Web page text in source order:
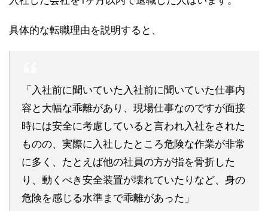
具体的な転職理由を説明すると、
「入社前に聞いていた入社前に聞いていた仕事内
容と大幅な乖離があり、現場仕事なのですが面接
時には安全に考慮していると言われ入社をされた
ものの、実際に入社したところ危険な作業が非常
に多く、たとえば他の社員の方が指を骨折した
り、動くべき安全装置が壊れていたりなど、身の
危険を感じる水準まで乖離があった」